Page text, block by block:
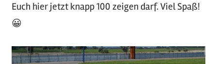
Euch hier jetzt knapp 100 zeigen darf. Viel Spaß!
😀